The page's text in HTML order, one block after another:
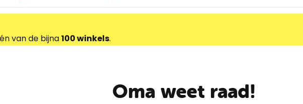
van de bijna100 winkels.
Oma weet raad!